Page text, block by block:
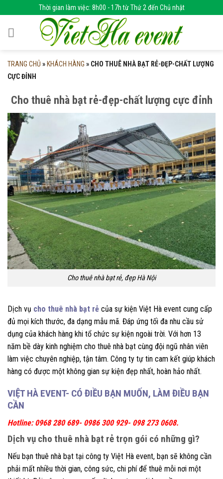
to
content
Thời gian làm việc: 8h00 - 17h từ Thứ 2 đến Chủ nhật
TRANG CHỦ » KHÁCH HÀNG » CHO THUÊ NHÀ BẠT RẺ-ĐẸP-CHẤT LƯỢNG
CỰC ĐỈNH
Cho thuê nhà bạt rẻ-đẹp-chất lượng cực đỉnh
Cho thuê nhà bạt rẻ, đẹp Hà Nội
Dịch vụ cho thuê nhà bạt rẻ của sự kiện Việt Hà event cung cấp
đủ mọi kích thước, đa dạng mẫu mã. Đáp ứng tối đa nhu cầu sử
dụng của khách hàng khi tổ chức sự kiện ngoài trời. Với hơn 13
năm bề dày kinh nghiệm cho thuê nhà bạt cùng đội ngũ nhân viên
làm việc chuyên nghiệp, tận tâm. Công ty tự tin cam kết giúp khách
hàng có được một không gian sự kiện đẹp nhất, hoàn hảo nhất.
VIỆT HÀ EVENT- CÓ ĐIỀU BẠN MUỐN, LÀM ĐIỀU BẠN
CẦN
Hotline: 0968 280 689- 0986 300 929- 098 273 0608.
Dịch vụ cho thuê nhà bạt rẻ trọn gói có những gì?
Nếu bạn thuê nhà bạt tại công ty Việt Hà event, bạn sẽ không cần
phải mất nhiều thời gian, công sức, chi phí để thuê mỗi nơi một